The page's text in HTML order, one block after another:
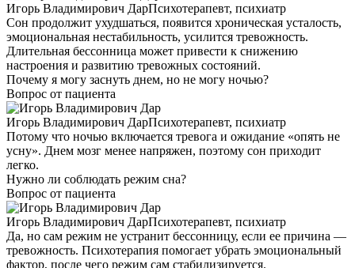
Игорь Владимирович ДарПсихотерапевт, психиатр
Сон продолжит ухудшаться, появится хроническая усталость,
эмоциональная нестабильность, усилится тревожность.
Длительная бессонница может привести к снижению
настроения и развитию тревожных состояний.
Почему я могу заснуть днем, но не могу ночью?
Вопрос от пациента
Игорь Владимирович ДарПсихотерапевт, психиатр
Потому что ночью включается тревога и ожидание «опять не
усну». Днем мозг менее напряжен, поэтому сон приходит
легко.
Нужно ли соблюдать режим сна?
Вопрос от пациента
Игорь Владимирович ДарПсихотерапевт, психиатр
Да, но сам режим не устранит бессонницу, если ее причина —
тревожность. Психотерапия помогает убрать эмоциональный
фактор, после чего режим сам стабилизируется.